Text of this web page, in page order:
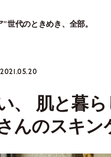
世代のときめき、全部。
2021.05.20
、 肌と暮
んのスキン